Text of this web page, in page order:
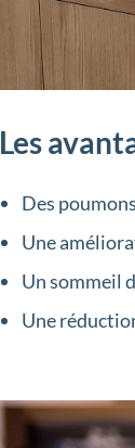
Les
Des
Une
Un sommeil
Une